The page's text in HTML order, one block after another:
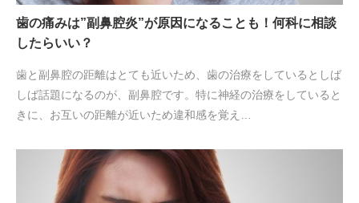
歯の痛みは”副鼻腔炎”が原因になることも！何科に相談
したらいい？
歯と副鼻腔の距離はとても近いため、歯の治療をしているとしば
しば話題になるのが、副鼻腔です。特に神経の治療をしていると
きに、お互いの距離が近いため違和感を覚え…